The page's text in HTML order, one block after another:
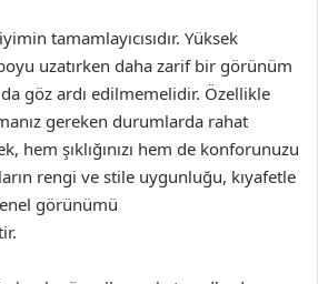
tamamlayıcısıdır. Yüksek
uzatırken daha zarif bir görünüm
göz ardı edilmemelidir. Özellikle
gereken durumlarda rahat
hem şıklığınızı hem de konforunuzu
rengi ve stile uygunluğu, kıyafetle
görünümü